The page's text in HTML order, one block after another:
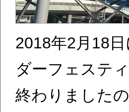
2018年2月18
ダーフェステ
終わりました